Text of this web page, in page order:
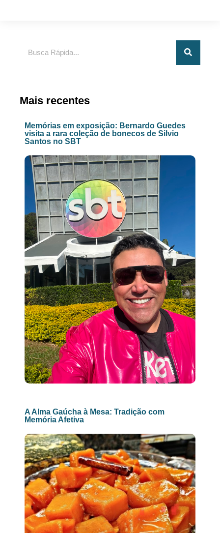
Mais recentes
Memórias em exposição: Bernardo Guedes
visita a rara coleção de bonecos de Silvio
Santos no SBT
A Alma Gaúcha à Mesa: Tradição com
Memória Afetiva